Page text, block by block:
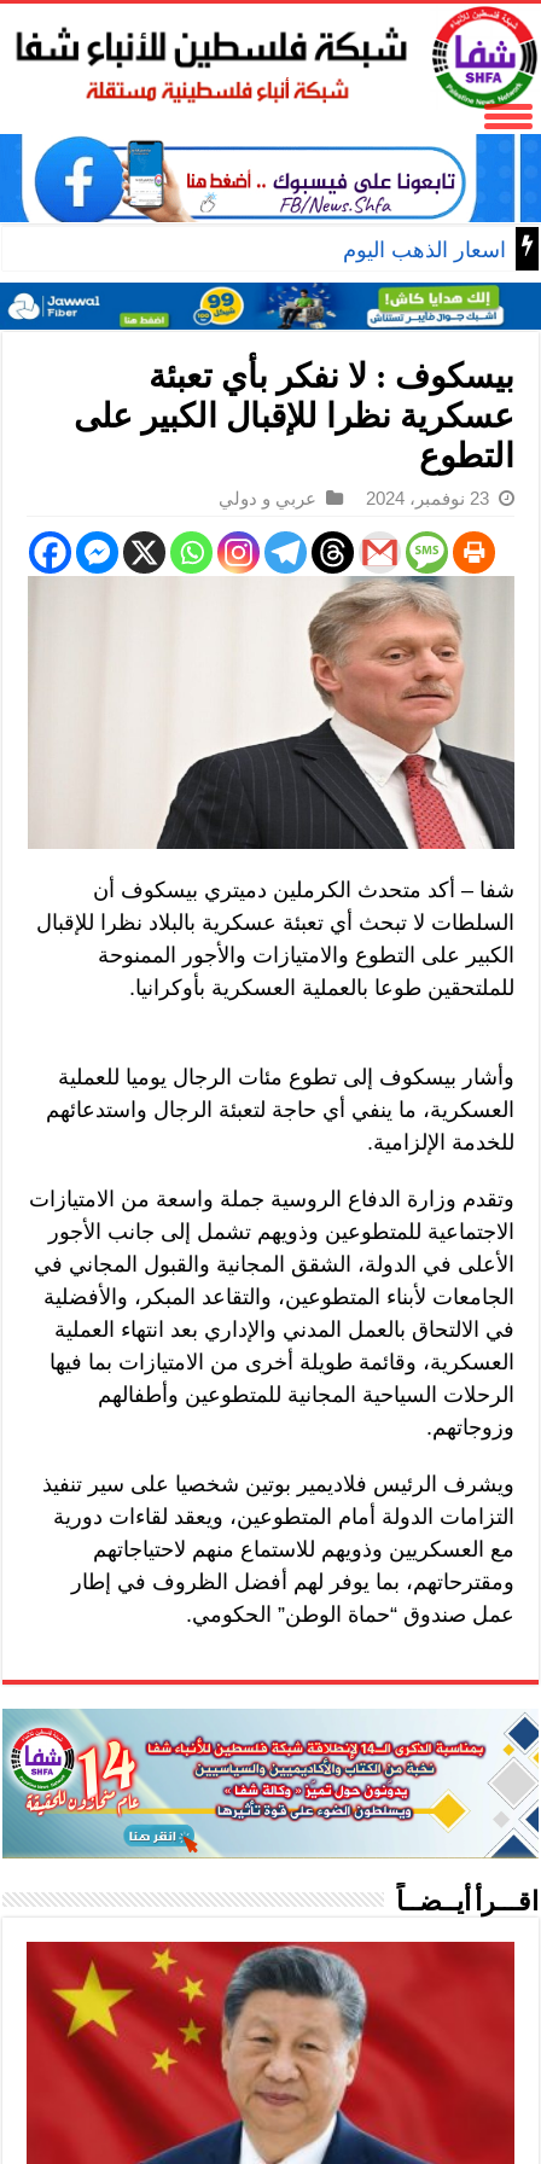
اسعار الذهب اليوم
بيسكوف : لا نفكر بأي تعبئة
عسكرية نظرا للإقبال الكبير على
التطوع
23 نوفمبر، 2024 عربي و دولي
شفا – أكد متحدث الكرملين دميتري بيسكوف أن
السلطات لا تبحث أي تعبئة عسكرية بالبلاد نظرا للإقبال
الكبير على التطوع والامتيازات والأجور الممنوحة
للملتحقين طوعا بالعملية العسكرية بأوكرانيا.
وأشار بيسكوف إلى تطوع مئات الرجال يوميا للعملية
العسكرية، ما ينفي أي حاجة لتعبئة الرجال واستدعائهم
للخدمة الإلزامية.
وتقدم وزارة الدفاع الروسية جملة واسعة من الامتيازات
الاجتماعية للمتطوعين وذويهم تشمل إلى جانب الأجور
الأعلى في الدولة، الشقق المجانية والقبول المجاني في
الجامعات لأبناء المتطوعين، والتقاعد المبكر، والأفضلية
في الالتحاق بالعمل المدني والإداري بعد انتهاء العملية
العسكرية، وقائمة طويلة أخرى من الامتيازات بما فيها
الرحلات السياحية المجانية للمتطوعين وأطفالهم
وزوجاتهم.
ويشرف الرئيس فلاديمير بوتين شخصيا على سير تنفيذ
التزامات الدولة أمام المتطوعين، ويعقد لقاءات دورية
مع العسكريين وذويهم للاستماع منهم لاحتياجاتهم
ومقترحاتهم، بما يوفر لهم أفضل الظروف في إطار
عمل صندوق “حماة الوطن” الحكومي.
اقـــرأ أيــضــاً